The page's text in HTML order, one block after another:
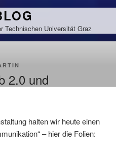
Technischen Universität Graz
2.0 und
halten wir heute einen
– hier die Folien: